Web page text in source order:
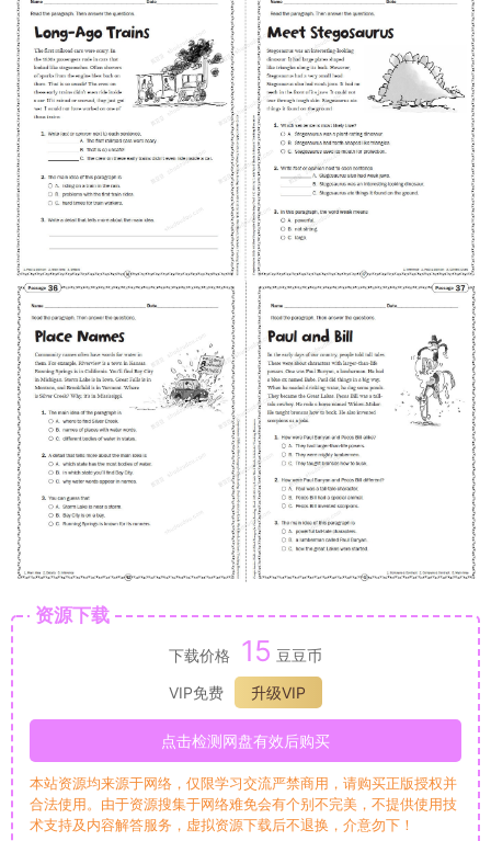
资源下载
下载价格 15 豆豆币
VIP免费
升级VIP
点击检测网盘有效后购买
本站资源均来源于网络，仅限学习交流严禁商用，请购买正版授权并
合法使用。由于资源搜集于网络难免会有个别不完美，不提供使用技
术支持及内容解答服务，虚拟资源下载后不退换，介意勿下！